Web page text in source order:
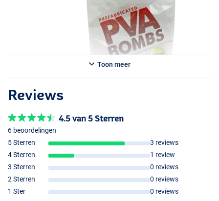
Toon meer
Reviews
4.5 van 5 Sterren
6 beoordelingen
5 Sterren
3 reviews
4 Sterren
1 review
3 Sterren
0 reviews
2 Sterren
0 reviews
1 Ster
0 reviews